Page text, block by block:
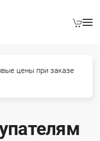
цены при заказе